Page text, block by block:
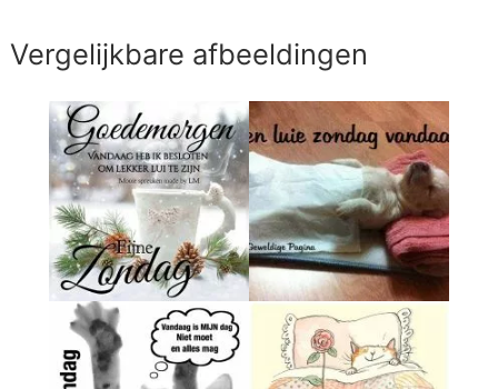
Vergelijkbare afbeeldingen